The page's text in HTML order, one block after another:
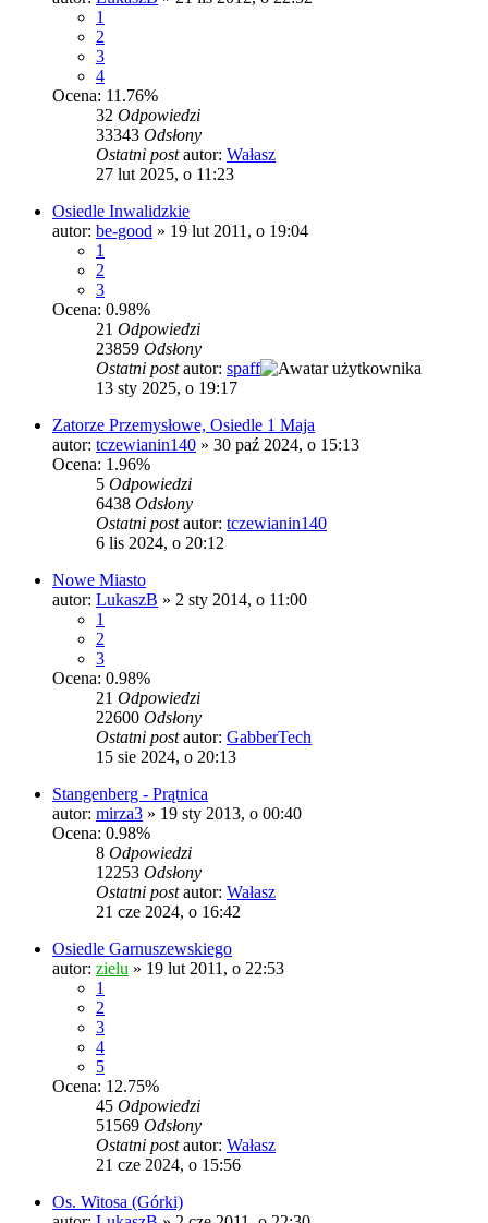
1
2
3
4
Ocena: 11.76%
32 Odpowiedzi
33343 Odsłony
Ostatni postautor: Wałasz
27 lut 2025, o 11:23
Osiedle Inwalidzkie
autor: be-good » 19 lut 2011, o 19:04
1
2
3
Ocena: 0.98%
21 Odpowiedzi
23859 Odsłony
Ostatni postautor: spaff
13 sty 2025, o 19:17
Zatorze Przemysłowe, Osiedle 1 Maja
autor: tczewianin140 » 30 paź 2024, o 15:13
Ocena: 1.96%
5 Odpowiedzi
6438 Odsłony
Ostatni postautor: tczewianin140
6 lis 2024, o 20:12
Nowe Miasto
autor: LukaszB » 2 sty 2014, o 11:00
1
2
3
Ocena: 0.98%
21 Odpowiedzi
22600 Odsłony
Ostatni postautor: GabberTech
15 sie 2024, o 20:13
Stangenberg - Prątnica
autor: mirza3 » 19 sty 2013, o 00:40
Ocena: 0.98%
8 Odpowiedzi
12253 Odsłony
Ostatni postautor: Wałasz
21 cze 2024, o 16:42
Osiedle Garnuszewskiego
autor: zielu » 19 lut 2011, o 22:53
1
2
3
4
5
Ocena: 12.75%
45 Odpowiedzi
51569 Odsłony
Ostatni postautor: Wałasz
21 cze 2024, o 15:56
Os. Witosa (Górki)